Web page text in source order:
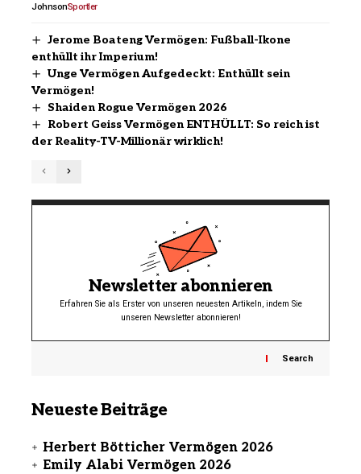
JohnsonSportler
Jerome Boateng Vermögen: Fußball-Ikone
enthüllt ihr Imperium!
Unge Vermögen Aufgedeckt: Enthüllt sein
Vermögen!
Shaiden Rogue Vermögen 2026
Robert Geiss Vermögen ENTHÜLLT: So reich ist
der Reality-TV-Millionär wirklich!
Newsletter abonnieren
Erfahren Sie als Erster von unseren neuesten Artikeln, indem Sie
unseren Newsletter abonnieren!
Search
Neueste Beiträge
Herbert Bötticher Vermögen 2026
Emily Alabi Vermögen 2026